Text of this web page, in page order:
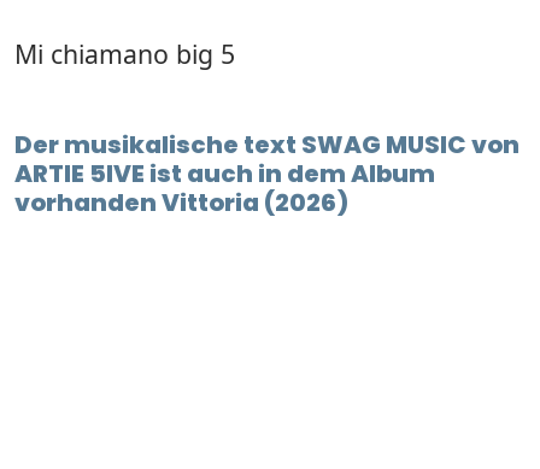
Mi chiamano big 5
Der musikalische text SWAG MUSIC von
ARTIE 5IVE ist auch in dem Album
vorhanden Vittoria (2026)